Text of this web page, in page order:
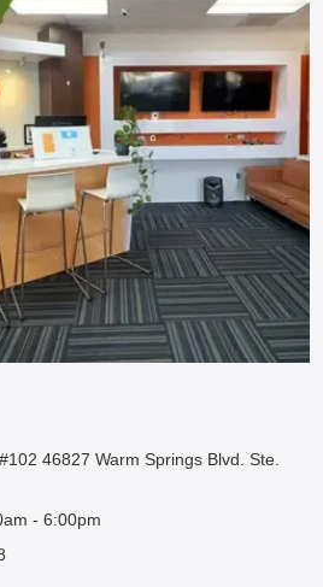
46827 Warm Springs Blvd. Ste.
- 6:00pm